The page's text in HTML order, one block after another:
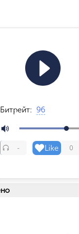
Битрейт: 96
- Like 0